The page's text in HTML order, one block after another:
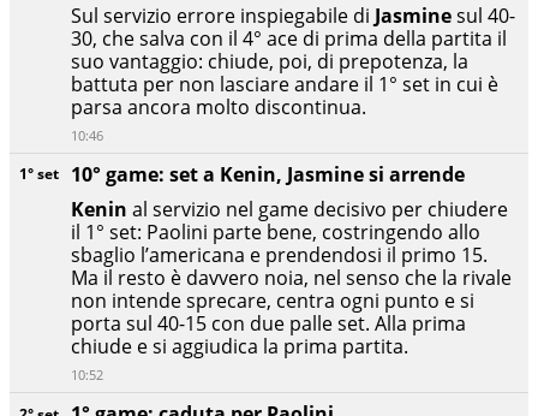
1° set
10° game: set a Kenin, Jasmine si arrende
Kenin al servizio nel game decisivo per chiudere
il 1° set: Paolini parte bene, costringendo allo
sbaglio l’americana e prendendosi il primo 15.
Ma il resto è davvero noia, nel senso che la rivale
non intende sprecare, centra ogni punto e si
porta sul 40-15 con due palle set. Alla prima
chiude e si aggiudica la prima partita.
10:52
Sul servizio errore inspiegabile di Jasminesul 40-
30, che salva con il 4° ace di prima della partita il
suo vantaggio: chiude, poi, di prepotenza, la
battuta per non lasciare andare il 1° set in cui è
parsa ancora molto discontinua.
10:46